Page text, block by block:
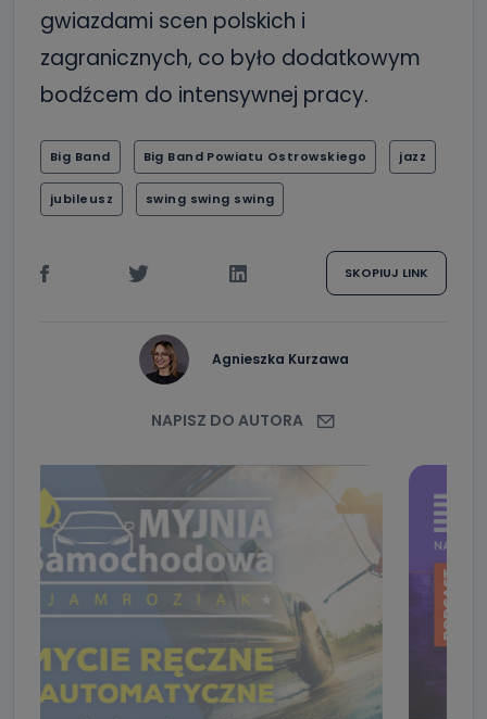
gwiazdami scen polskich i
zagranicznych, co było dodatkowym
bodźcem do intensywnej pracy.
Big Band Big Band Powiatu Ostrowskiego jazz
jubileusz swing swing swing
SKOPIUJ LINK
Agnieszka Kurzawa
NAPISZ DO AUTORA